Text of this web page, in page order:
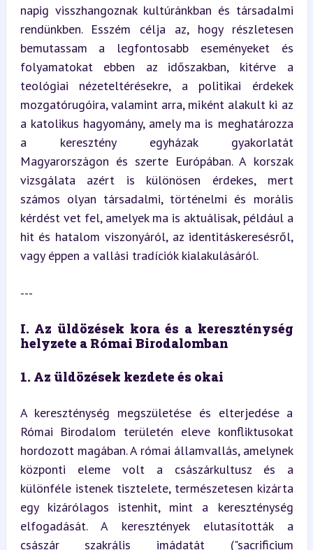
napig visszhangoznak kultúránkban és társadalmi
rendünkben. Esszém célja az, hogy részletesen
bemutassam a legfontosabb eseményeket és
folyamatokat ebben az időszakban, kitérve a
teológiai nézeteltérésekre, a politikai érdekek
mozgatórugóira, valamint arra, miként alakult ki az
a katolikus hagyomány, amely ma is meghatározza
a keresztény egyházak gyakorlatát
Magyarországon és szerte Európában. A korszak
vizsgálata azért is különösen érdekes, mert
számos olyan társadalmi, történelmi és morális
kérdést vet fel, amelyek ma is aktuálisak, például a
hit és hatalom viszonyáról, az identitáskeresésről,
vagy éppen a vallási tradíciók kialakulásáról.
---
I. Az üldözések kora és a kereszténység
helyzete a Római Birodalomban
1. Az üldözések kezdete és okai
A kereszténység megszületése és elterjedése a
Római Birodalom területén eleve konfliktusokat
hordozott magában. A római államvallás, amelynek
központi eleme volt a császárkultusz és a
különféle istenek tisztelete, természetesen kizárta
egy kizárólagos istenhit, mint a kereszténység
elfogadását. A keresztények elutasították a
császár szakrális imádatát ("sacrificium